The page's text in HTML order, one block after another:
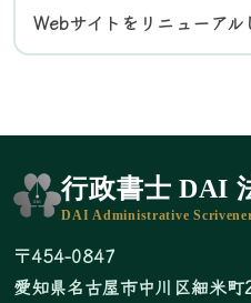
Webサイトをリニューアル
行政書士 DAI
DAI Administrative
〒454-0847
愛知県名古屋市中川区細米